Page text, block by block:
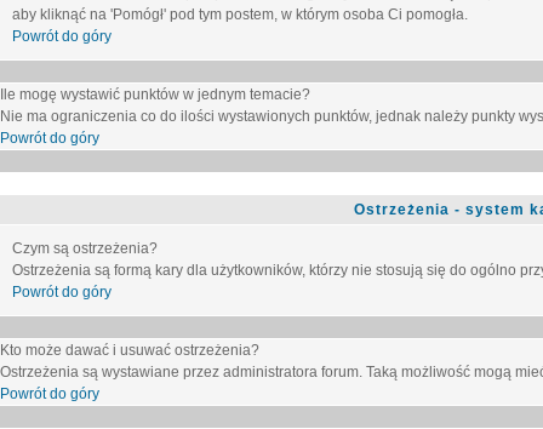
aby kliknąć na 'Pomógł' pod tym postem, w którym osoba Ci pomogła.
Powrót do góry
Ile mogę wystawić punktów w jednym temacie?
Nie ma ograniczenia co do ilości wystawionych punktów, jednak należy punkty
Powrót do góry
Ostrzeżenia - system
Czym są ostrzeżenia?
Ostrzeżenia są formą kary dla użytkowników, którzy nie stosują się do ogólno
Powrót do góry
Kto może dawać i usuwać ostrzeżenia?
Ostrzeżenia są wystawiane przez administratora forum. Taką możliwość mogą
Powrót do góry